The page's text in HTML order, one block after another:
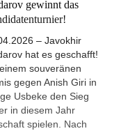
gewinnt das
– Javokhir
hat es geschafft!
souveränen
gegen Anish Giri in
Usbeke den Sieg
in diesem Jahr
spielen. Nach